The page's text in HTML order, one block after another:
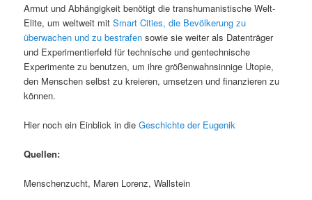
Armut und Abhängigkeit benötigt die transhumanistische Welt-
Elite, um weltweit mitSmart Cities, die Bevölkerung zu
überwachen und zu bestrafensowie sie weiter als Datenträger
und Experimentierfeld für technische und gentechnische
Experimente zu benutzen, um ihre größenwahnsinnige Utopie,
den Menschen selbst zu kreieren, umsetzen und finanzieren zu
können.
Hier noch ein Einblick in dieGeschichte der Eugenik
Quellen:
Menschenzucht, Maren Lorenz, Wallstein